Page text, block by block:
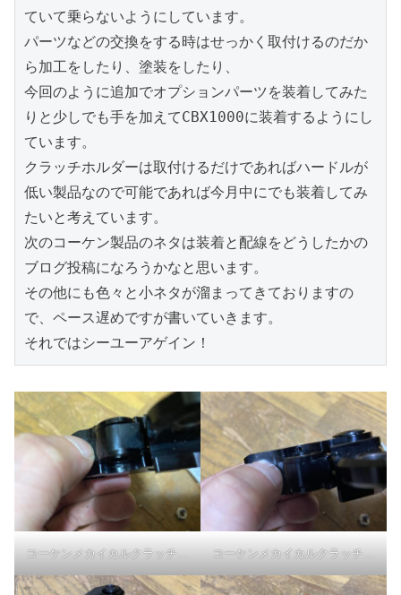
ていて乗らないようにしています。
パーツなどの交換をする時はせっかく取付けるのだか
ら加工をしたり、塗装をしたり、
今回のように追加でオプションパーツを装着してみた
りと少しでも手を加えてCBX1000に装着するようにし
ています。
クラッチホルダーは取付けるだけであればハードルが
低い製品なので可能であれば今月中にでも装着してみ
たいと考えています。
次のコーケン製品のネタは装着と配線をどうしたかの
ブログ投稿になろうかなと思います。
その他にも色々と小ネタが溜まってきておりますの
で、ペース遅めですが書いていきます。
それではシーユーアゲイン！
コーケンメカイカルクラッチホルダーアヴァンツァ-小ボールとスプリング コーケンメカイカルクラッチホルダーアヴァンツァ-小ボールとスプリング